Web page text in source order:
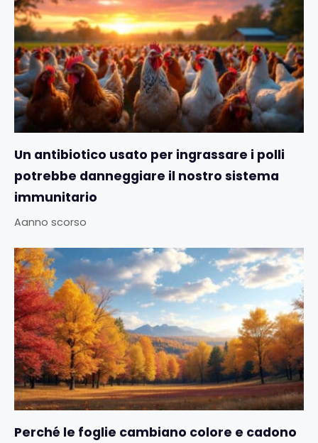
Un antibiotico usato per ingrassare i polli
potrebbe danneggiare il nostro sistema
immunitario
Aanno scorso
Perché le foglie cambiano colore e cadono